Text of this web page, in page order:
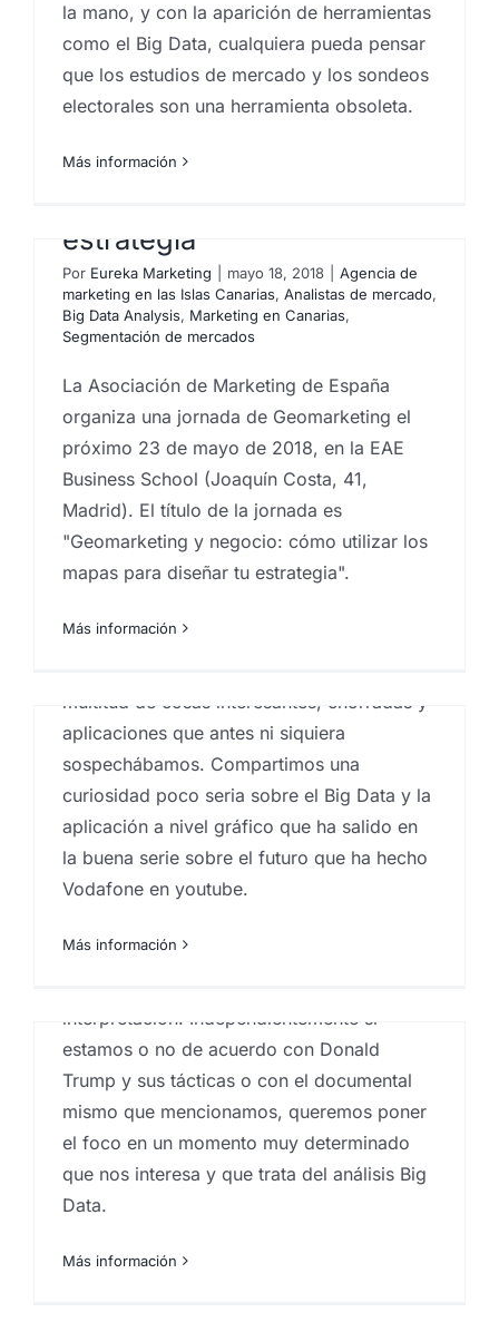
la mano, y con la aparición de herramientas
como el Big Data, cualquiera pueda pensar
que los estudios de mercado y los sondeos
electorales son una herramienta obsoleta.
Más información
Geomarketing: cómo utilizar
estrategia
Por Eureka Marketing mayo 18, 2018
Agencia de
marketing en las Islas Canarias, Analistas de mercado,
Big Data Analysis, Marketing en Canarias,
Segmentación de mercados
La Asociación de Marketing de España
organiza una jornada de Geomarketing el
próximo 23 de mayo de 2018, en la EAE
Business School (Joaquín Costa, 41,
Madrid). El título de la jornada es
"Geomarketing y negocio: cómo utilizar los
mapas para diseñar tu estrategia".
Más información
La belleza del Big Data
PorEureka Marketing | mayo 15, 2018 | Analistas de
El Big Data y sus aplicaciones están de
multitud de cosas interesantes, chorradas y
aplicaciones que antes ni siquiera
sospechábamos. Compartimos una
curiosidad poco seria sobre el Big Data y la
aplicación a nivel gráfico que ha salido en
la buena serie sobre el futuro que ha hecho
Vodafone en youtube.
Más información
Big Data. Una explicación
utilidad
Por Eureka Marketing abril 10, 2018
mercado,Big Data,Big Data Analysis, Estudios de
mercado,marketing en las palmas,Servicios de
Compartimos aquí un documental que
emitió Televisión Española el pasado 7 de
"Juego Sucio. Cómo Donald Trump ganó las
interpretación. Independientemente si
estamos o no de acuerdo con Donald
Trump y sus tácticas o con el documental
mismo que mencionamos, queremos poner
el foco en un momento muy determinado
que nos interesa y que trata del análisis Big
Data.
Más información
La importancia de la